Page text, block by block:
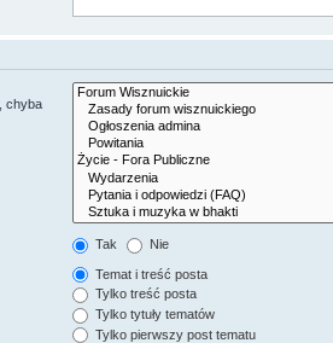
chyba
Tak Nie
Temat i treść posta
Tylko treść posta
Tylko tytuły tematów
Tylko pierwszy post tematu